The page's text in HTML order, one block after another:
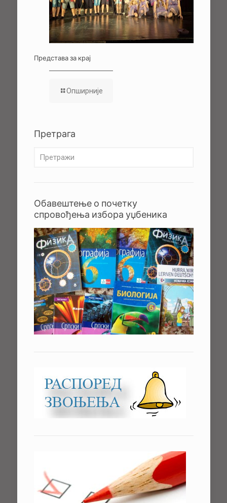
Представа за крај
Опширније
Претрага
Обавештење о почетку
спровођења избора уџбеника